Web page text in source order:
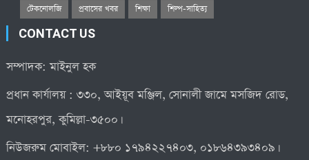
টেকনোলজি প্রবাসের খবর শিক্ষা শিল্প-সাহিত্য
CONTACT US
সম্পাদক: মাইনুল হক
প্রধান কার্যালয় : ৩৩০, আইয়ূব মঞ্জিল, সোনালী জামে মসজিদ রোড,
মনোহরপুর, কুমিল্লা-৩৫০০।
নিউজরুম মোবাইল: +৮৮০ ১৭৯৪২২৭৪০৩, ০১৮৬৪৩৯৩৪০৯।